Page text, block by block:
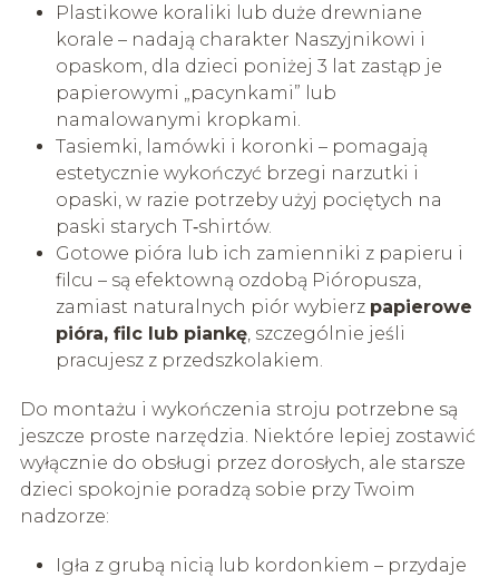
Plastikowe koraliki lub duże drewniane
korale – nadają charakter Naszyjnikowi i
opaskom, dla dzieci poniżej 3 lat zastąp je
papierowymi „pacynkami” lub
namalowanymi kropkami.
Tasiemki, lamówki i koronki – pomagają
estetycznie wykończyć brzegi narzutki i
opaski, w razie potrzeby użyj pociętych na
paski starych T‑shirtów.
Gotowe pióra lub ich zamienniki z papieru i
filcu – są efektowną ozdobą Pióropusza,
zamiast naturalnych piór wybierz papierowe
pióra, filc lub piankę, szczególnie jeśli
pracujesz z przedszkolakiem.
Do montażu i wykończenia stroju potrzebne są
jeszcze proste narzędzia. Niektóre lepiej zostawić
wyłącznie do obsługi przez dorosłych, ale starsze
dzieci spokojnie poradzą sobie przy Twoim
nadzorze:
Igła z grubą nicią lub kordonkiem – przydaje